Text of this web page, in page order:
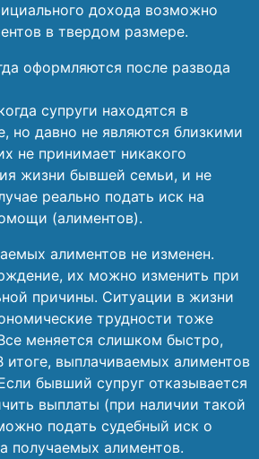
дохода возможно
в твердом размере.
оформляются после развода
супруги находятся в
но давно не являются близкими
не принимает никакого
жизни бывшей семьи, и не
реально подать иск на
(алиментов).
алиментов не изменен.
их можно изменить при
причины. Ситуации в жизни
трудности тоже
меняется слишком быстро,
итоге, выплачиваемых алиментов
бывший супруг отказывается
выплаты (при наличии такой
подать судебный иск о
получаемых алиментов.